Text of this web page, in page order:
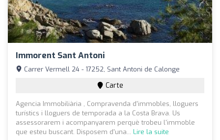
Immorent Sant Antoni
Carrer Vermell 24 - 17252, Sant Antoni de Calonge
Carte
Agencia Immobiliària , Compravenda d'immobles, lloguers
turístics i lloguers de temporada a la Costa Brava. Us
assessorarem i acompanyarem perquè trobeu l'immoble
que esteu buscant. Disposem d'una... Lire la suite